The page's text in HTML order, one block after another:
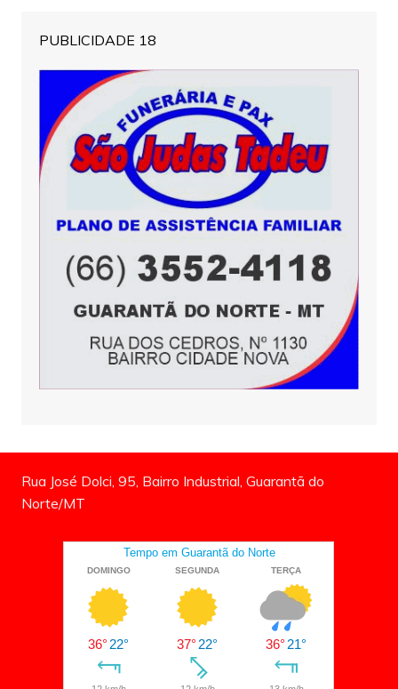
PUBLICIDADE 18
Rua José Dolci, 95, Bairro Industrial, Guarantã do
Norte/MT